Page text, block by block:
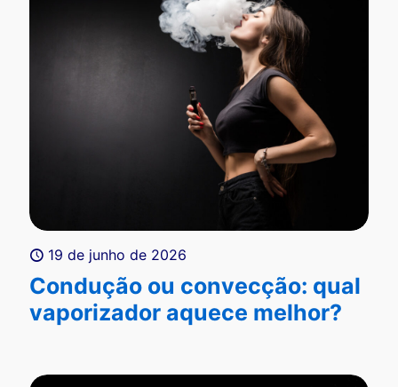
19 de junho de 2026
Condução ou convecção: qual
vaporizador aquece melhor?